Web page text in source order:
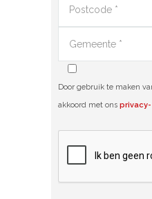
Door gebruik te maken
akkoord met ons